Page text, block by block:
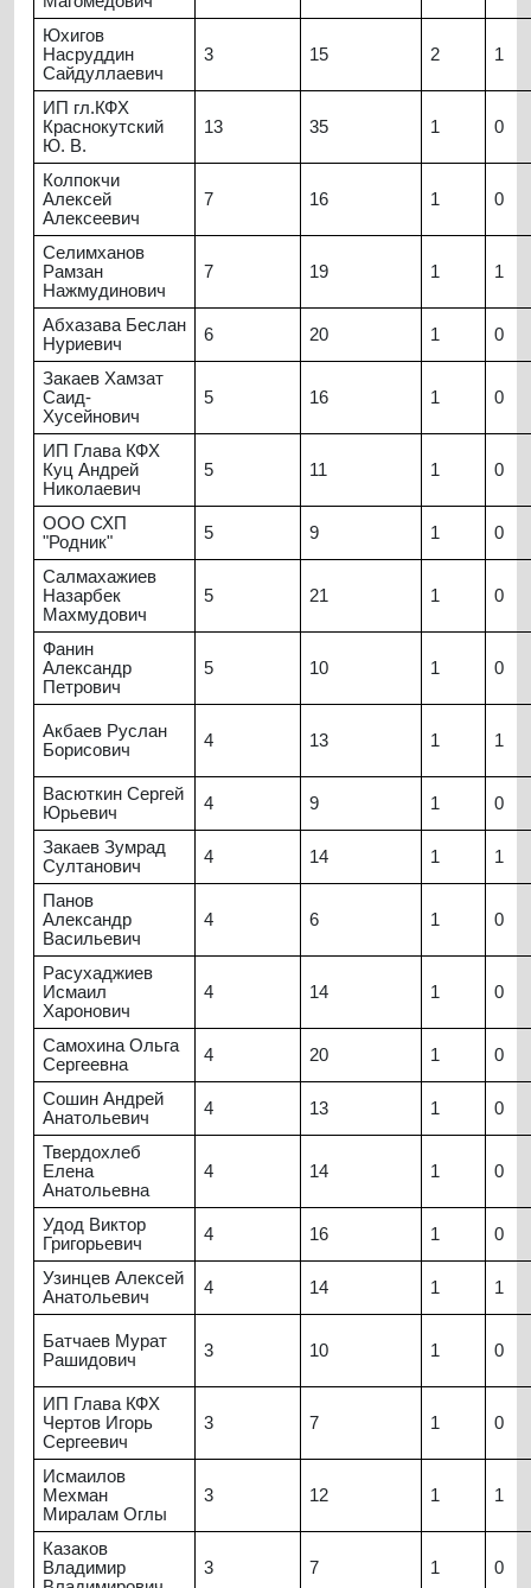
Юхигов
Насруддин
Сайдуллаевич
3 15 2 1
ИП гл.КФХ
Краснокутский
Ю. В.
13 35 1 0
Колпокчи
Алексей
Алексеевич
7 16 1 0
Селимханов
Рамзан
Нажмудинович
7 19 1 1
Абхазава Беслан
Нуриевич
6 20 1 0
Закаев Хамзат
Саид-
Хусейнович
5 16 1 0
ИП Глава КФХ
Куц Андрей
Николаевич
5 11 1 0
ООО СХП
"Родник"
5 9 1 0
Салмахажиев
Назарбек
Махмудович
5 21 1 0
Фанин
Александр
Петрович
5 10 1 0
Акбаев Руслан
Борисович
4 13 1 1
Васюткин Сергей
Юрьевич
4 9 1 0
Закаев Зумрад
Султанович
4 14 1 1
Панов
Александр
Васильевич
4 6 1 0
Расухаджиев
Исмаил
Харонович
4 14 1 0
Самохина Ольга
Сергеевна
4 20 1 0
Сошин Андрей
Анатольевич
4 13 1 0
Твердохлеб
Елена
Анатольевна
4 14 1 0
Удод Виктор
Григорьевич
4 16 1 0
Узинцев Алексей
Анатольевич
4 14 1 1
Батчаев Мурат
Рашидович
3 10 1 0
ИП Глава КФХ
Чертов Игорь
Сергеевич
3 7 1 0
Исмаилов
Мехман
Миралам Оглы
3 12 1 1
Казаков
Владимир
3 7 1 0